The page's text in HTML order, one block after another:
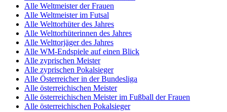
Alle Weltmeister der Frauen
Alle Weltmeister im Futsal
Alle Welttorhüter des Jahres
Alle Welttorhüterinnen des Jahres
Alle Welttorjäger des Jahres
Alle WM-Endspiele auf einen Blick
Alle zyprischen Meister
Alle zyprischen Pokalsieger
Alle Österreicher in der Bundesliga
Alle österreichischen Meister
Alle österreichischen Meister im Fußball der Frauen
Alle österreichischen Pokalsieger